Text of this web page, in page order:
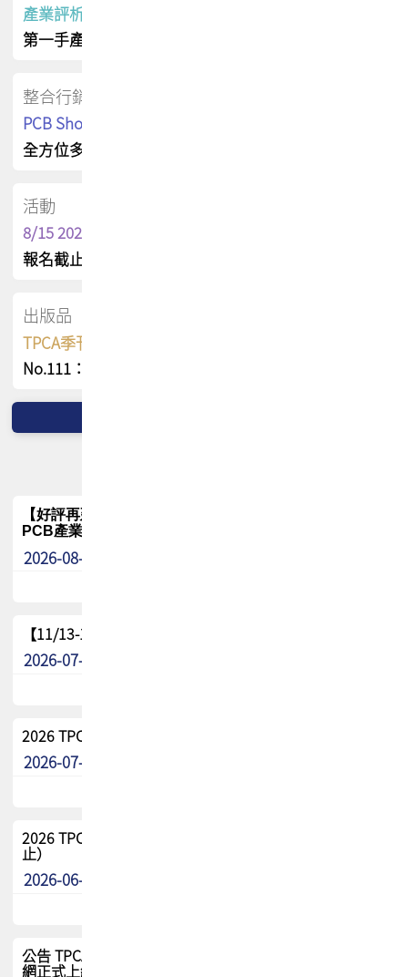
產業評析報告
第一手產業資訊
整合行銷
PCB Shop 採購指南
全方位多元曝光方案
活動
8/15 2026 TPCA健康盃保齡球聯誼賽
報名截止日 : 8/3 活動日期 : 8/15
出版品
TPCA季刊 FREE 線上版
No.111：PCB全球風險布局與韌性
【好評再延長】PCB GPT 全面開放體驗延長到8月!!
PCB產業專屬 AI 知識平台
2026-08-04
【11/13-15】2026 TPCA 百岳登頂_南橫三星
2026-07-22
2026 TPCA中南區會員問卷暨7/31交流餐敘報名
2026-07-08
2026 TPCA健康盃保齡球聯誼賽 熱烈報名中（8/3報名截
止）
2026-06-29
公告 TPCA 台灣電路板協會官網將迎來新面貌，7/1 新官
網正式上線！